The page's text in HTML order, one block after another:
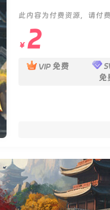
此内容为付费资源，请付
￥ 2
VIP 免费
免